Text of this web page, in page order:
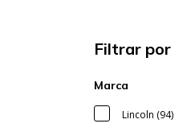
Filtrar por
Marca
Lincoln (94)